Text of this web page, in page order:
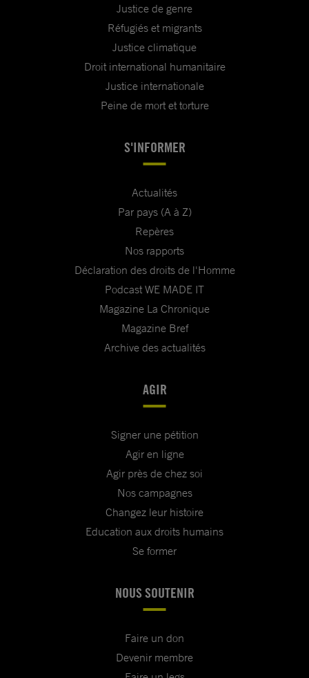
Justice de genre
Réfugiés et migrants
Justice climatique
Droit international humanitaire
Justice internationale
Peine de mort et torture
S'INFORMER
Actualités
Par pays (A à Z)
Repères
Nos rapports
Déclaration des droits de l'Homme
Podcast WE MADE IT
Magazine La Chronique
Magazine Bref
Archive des actualités
AGIR
Signer une pétition
Agir en ligne
Agir près de chez soi
Nos campagnes
Changez leur histoire
Education aux droits humains
Se former
NOUS SOUTENIR
Faire un don
Devenir membre